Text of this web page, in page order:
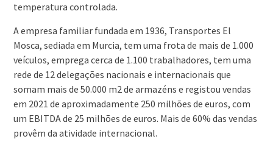
temperatura controlada.
A empresa familiar fundada em 1936, Transportes El
Mosca, sediada em Murcia, tem uma frota de mais de 1.000
veículos, emprega cerca de 1.100 trabalhadores, tem uma
rede de 12 delegações nacionais e internacionais que
somam mais de 50.000 m2 de armazéns e registou vendas
em 2021 de aproximadamente 250 milhões de euros, com
um EBITDA de 25 milhões de euros. Mais de 60% das vendas
provêm da atividade internacional.